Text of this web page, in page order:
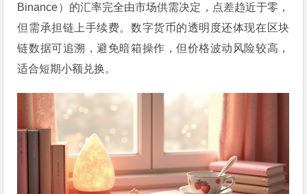
Binance）的汇率完全由市场供需决定，点差趋近于零，
但需承担链上手续费。数字货币的透明度还体现在区块
链数据可追溯，避免暗箱操作，但价格波动风险较高，
适合短期小额兑换。